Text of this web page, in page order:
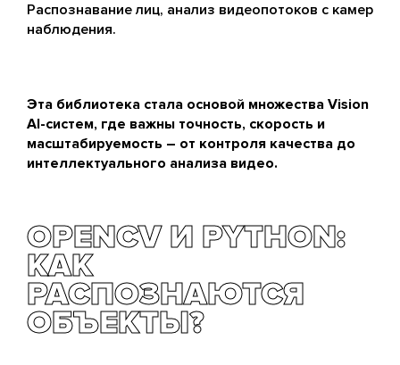
Распознавание лиц, анализ видеопотоков с камер
наблюдения.
Эта библиотека стала основой множества Vision
AI-систем, где важны точность, скорость и
масштабируемость – от контроля качества до
интеллектуального анализа видео.
OPENCV И PYTHON:
КАК
РАСПОЗНАЮТСЯ
ОБЪЕКТЫ?